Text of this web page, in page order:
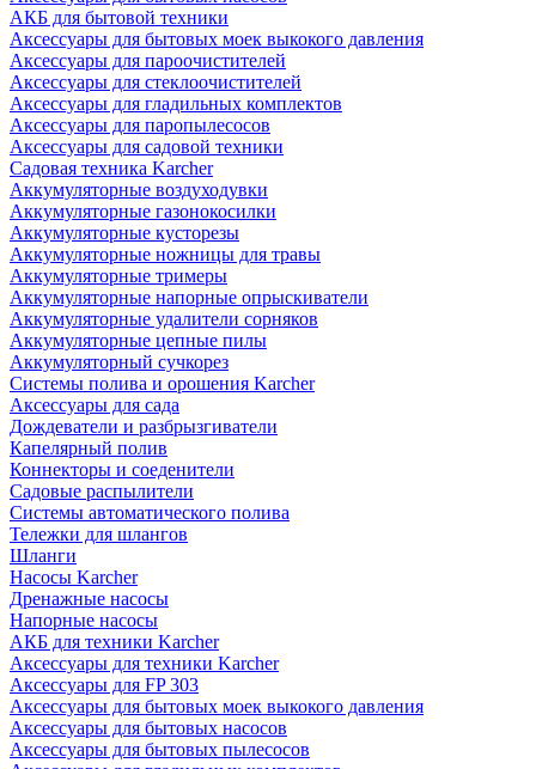
АКБ для бытовой техники
Аксессуары для бытовых моек выкокого давления
Аксессуары для пароочистителей
Аксессуары для стеклоочистителей
Аксессуары для гладильных комплектов
Аксессуары для паропылесосов
Аксессуары для садовой техники
Садовая техника Karcher
Аккумуляторные воздуходувки
Аккумуляторные газонокосилки
Аккумуляторные кусторезы
Аккумуляторные ножницы для травы
Аккумуляторные тримеры
Аккумуляторные напорные опрыскиватели
Аккумуляторные удалители сорняков
Аккумуляторные цепные пилы
Аккумуляторный сучкорез
Системы полива и орошения Karcher
Аксессуары для сада
Дождеватели и разбрызгиватели
Капелярный полив
Коннекторы и соеденители
Садовые распылители
Системы автоматического полива
Тележки для шлангов
Шланги
Насосы Karcher
Дренажные насосы
Напорные насосы
АКБ для техники Karcher
Аксессуары для техники Karcher
Аксессуары для FP 303
Аксессуары для бытовых моек выкокого давления
Аксессуары для бытовых насосов
Аксессуары для бытовых пылесосов